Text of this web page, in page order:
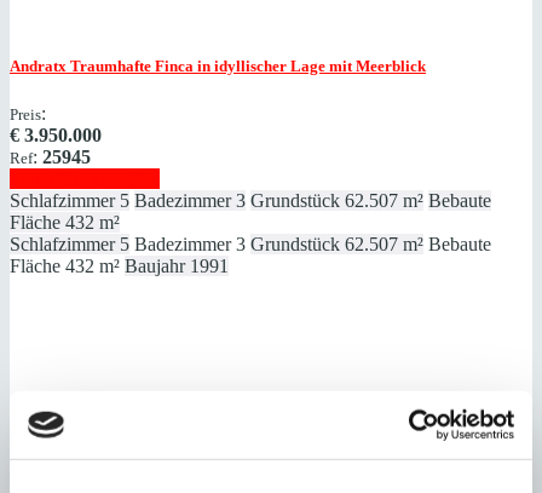
Andratx Traumhafte Finca in idyllischer Lage mit Meerblick
Preis:
€ 3.950.000
Ref: 25945
Schlafzimmer 5 Badezimmer 3 Grundstück 62.507 m² Bebaute
Fläche 432 m²
Schlafzimmer 5 Badezimmer 3 Grundstück 62.507 m² Bebaute
Fläche 432 m² Baujahr 1991
Andratx Kernsaniertes Landhaus mit Nähe zum Zentrum von Andratx